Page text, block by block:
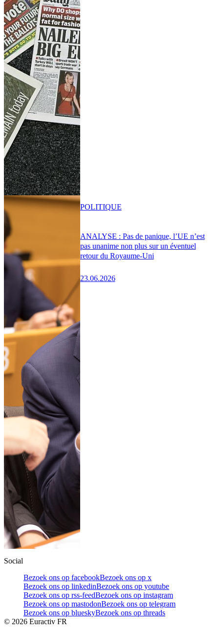
ANALYSE : Pas de panique, l’UE n’est
pas unanime non plus sur un éventuel
retour du Royaume-Uni
23.06.2026
POLITIQUE
Social
Bezoek ons op facebookBezoek ons op x
Bezoek ons op linkedinBezoek ons op youtube
Bezoek ons op rss-feedBezoek ons op instagram
Bezoek ons op mastodonBezoek ons op telegram
Bezoek ons op blueskyBezoek ons op threads
© 2026 Euractiv FR